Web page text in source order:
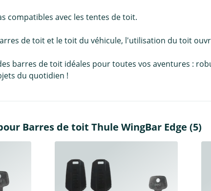
compatibles avec les tentes de toit.
de toit et le toit du véhicule, l'utilisation du toit
barres de toit idéales pour toutes vos aventures :
du quotidien !
Barres de toit Thule WingBar Edge (5)